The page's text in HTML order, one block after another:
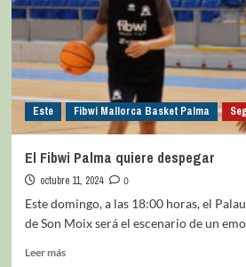
Este Fibwi Mallorca Basket Palma
El Fibwi Palma quiere despegar
octubre 11, 2024
0
Este domingo, a las 18:00 horas, el
de Son Moix será el escenario de un
Leer más